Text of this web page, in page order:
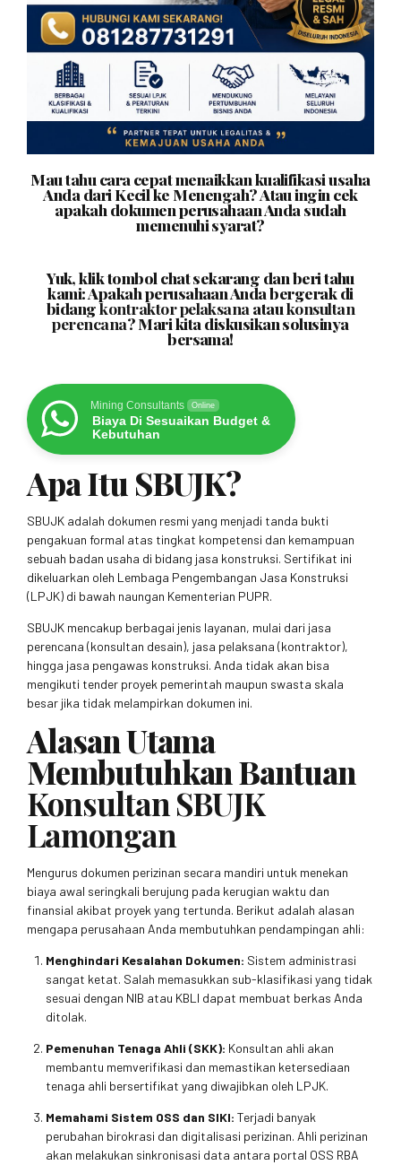
Mau tahu cara cepat menaikkan kualifikasi usaha
Anda dari Kecil ke Menengah? Atau ingin cek
apakah dokumen perusahaan Anda sudah
memenuhi syarat?
Yuk, klik tombol chat sekarang dan beri tahu
kami: Apakah perusahaan Anda bergerak di
bidangkontraktor pelaksana ataukonsultan
perencana? Mari kita diskusikan solusinya
bersama!
Mining Consultants Online
Biaya Di Sesuaikan Budget &
Kebutuhan
Apa Itu SBUJK?
SBUJK adalah dokumen resmi yang menjadi tanda bukti
pengakuan formal atas tingkat kompetensi dan kemampuan
sebuah badan usaha di bidang jasa konstruksi. Sertifikat ini
dikeluarkan oleh Lembaga Pengembangan Jasa Konstruksi
(LPJK) di bawah naungan Kementerian PUPR.
SBUJK mencakup berbagai jenis layanan, mulai dari jasa
perencana (konsultan desain), jasa pelaksana (kontraktor),
hingga jasa pengawas konstruksi. Anda tidak akan bisa
mengikuti tender proyek pemerintah maupun swasta skala
besar jika tidak melampirkan dokumen ini.
Alasan Utama
Membutuhkan Bantuan
Konsultan SBUJK
Lamongan
Mengurus dokumen perizinan secara mandiri untuk menekan
biaya awal seringkali berujung pada kerugian waktu dan
finansial akibat proyek yang tertunda. Berikut adalah alasan
mengapa perusahaan Anda membutuhkan pendampingan ahli:
Menghindari Kesalahan Dokumen: Sistem administrasi
sangat ketat. Salah memasukkan sub-klasifikasi yang tidak
sesuai dengan NIB atau KBLI dapat membuat berkas Anda
ditolak.
Pemenuhan Tenaga Ahli (SKK): Konsultan ahli akan
membantu memverifikasi dan memastikan ketersediaan
tenaga ahli bersertifikat yang diwajibkan oleh LPJK.
Memahami Sistem OSS dan SIKI: Terjadi banyak
perubahan birokrasi dan digitalisasi perizinan. Ahli perizinan
akan melakukan sinkronisasi data antara portal OSS RBA